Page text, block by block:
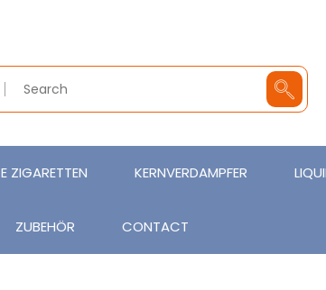
E ZIGARETTEN KERNVERDAMPFER
ZUBEHÖR CONTACT